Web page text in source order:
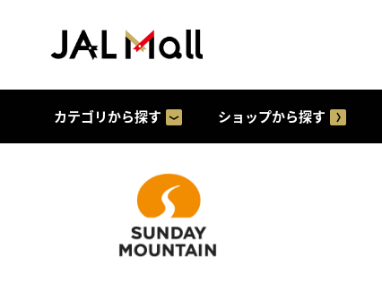
カテゴリから探す ショップから探す